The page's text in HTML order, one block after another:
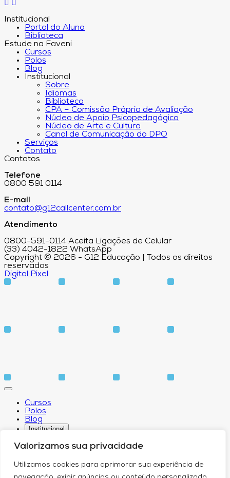
Valorizamos sua privacidade
Utilizamos cookies para aprimorar sua experiência de
Institucional
Portal do Aluno
Biblioteca
Estude na Faveni
Cursos
Polos
Blog
Institucional
Sobre
Idiomas
Biblioteca
CPA – Comissão Própria de Avaliação
Núcleo de Apoio Psicopedagógico
Núcleo de Arte e Cultura
Canal de Comunicação do DPO
Serviços
Contato
Contatos
Telefone
0800 591 0114
E-mail
contato@g12callcenter.com.br
Atendimento
0800-591-0114 Aceita Ligações de Celular
(33) 4042-1822 WhatsApp
Copyright © 2026 - G12 Educação | Todos os direitos
reservados
Digital Pixel
Cursos
Polos
Blog
Institucional
Sobre